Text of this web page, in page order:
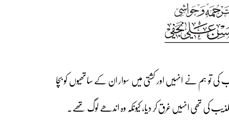
کی تو ہم نے انہیں اور کشتی میں سوار ان کے ساتھیوں کو بچا
کی تھی انہیں غرق کر دیا، کیونکہ وہ اندھے لوگ تھے۔